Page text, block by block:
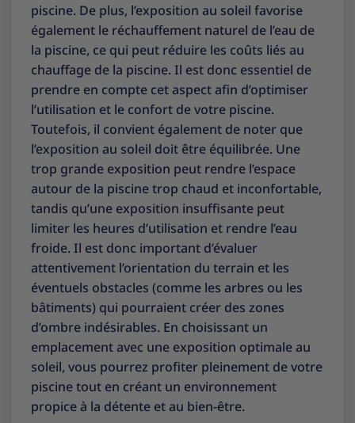
piscine. De plus, l’exposition au soleil favorise
également le réchauffement naturel de l’eau de
la piscine, ce qui peut réduire les coûts liés au
chauffage de la piscine. Il est donc essentiel de
prendre en compte cet aspect afin d’optimiser
l’utilisation et le confort de votre piscine.
Toutefois, il convient également de noter que
l’exposition au soleil doit être équilibrée. Une
trop grande exposition peut rendre l’espace
autour de la piscine trop chaud et inconfortable,
tandis qu’une exposition insuffisante peut
limiter les heures d’utilisation et rendre l’eau
froide. Il est donc important d’évaluer
attentivement l’orientation du terrain et les
éventuels obstacles (comme les arbres ou les
bâtiments) qui pourraient créer des zones
d’ombre indésirables. En choisissant un
emplacement avec une exposition optimale au
soleil, vous pourrez profiter pleinement de votre
piscine tout en créant un environnement
propice à la détente et au bien-être.